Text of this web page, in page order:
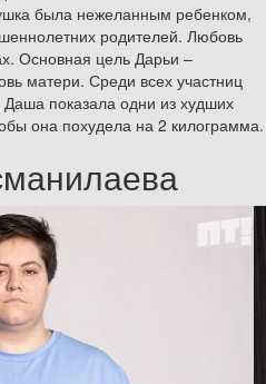
была нежеланным ребенком,
родителей. Любовь
Основная цель Дарьи –
матери. Среди всех участниц
показала одни из худших
она похудела на 2 килограмма.